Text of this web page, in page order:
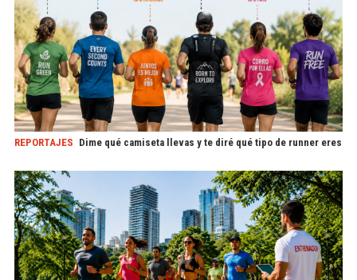
REPORTAJES Dime qué camiseta llevas y te diré qué tipo de runner eres